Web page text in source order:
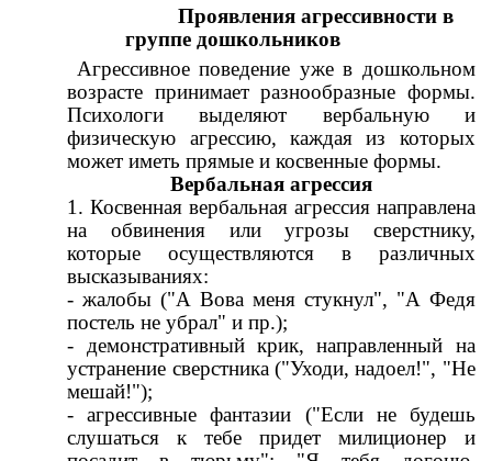
Проявления агрессивности в
группе дошкольников
Агрессивное поведение уже в дошкольном
возрасте принимает разнообразные формы.
Психологи выделяют вербальную и
физическую агрессию, каждая из которых
может иметь прямые и косвенные формы.
Вербальная агрессия
1. Косвенная вербальная агрессия направлена
на обвинения или угрозы сверстнику,
которые осуществляются в различных
высказываниях:
- жалобы ("А Вова меня стукнул", "А Федя
постель не убрал" и пр.);
- демонстративный крик, направленный на
устранение сверстника ("Уходи, надоел!", "Не
мешай!");
- агрессивные фантазии ("Если не будешь
слушаться к тебе придет милиционер и